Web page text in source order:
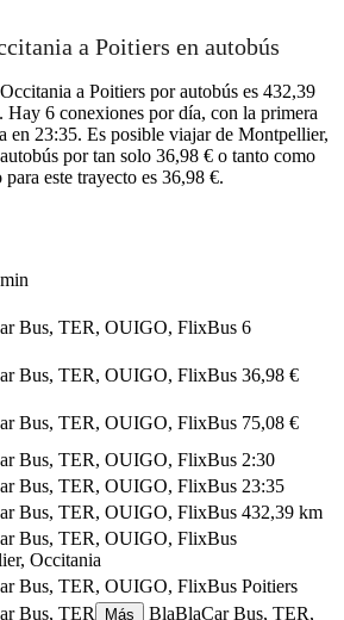
a Poitiers en autobús
a Poitiers por autobús es 432,39
6 conexiones por día, con la primera
en 23:35. Es posible viajar de Montpellier,
por tan solo 36,98 € o tanto como
este trayecto es 36,98 €.
Bus, TER, OUIGO, FlixBus 6
Bus, TER, OUIGO, FlixBus 36,98 €
Bus, TER, OUIGO, FlixBus 75,08 €
Bus, TER, OUIGO, FlixBus 2:30
Bus, TER, OUIGO, FlixBus 23:35
Bus, TER, OUIGO, FlixBus 432,39 km
Bus, TER, OUIGO, FlixBus
Occitania
Bus, TER, OUIGO, FlixBus Poitiers
Bus, TER Más
BlaBlaCar Bus, TER,